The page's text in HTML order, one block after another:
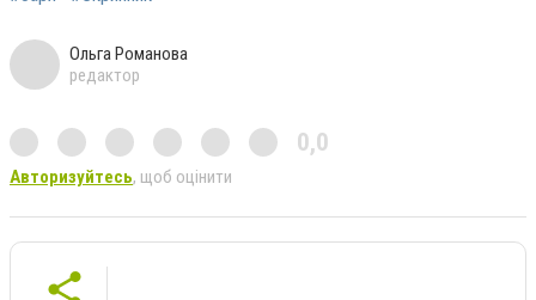
Ольга Романова
редактор
0,0
Авторизуйтесь, щоб оцінити